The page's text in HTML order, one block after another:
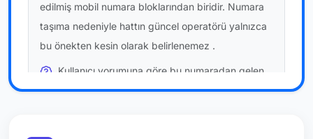
edilmiş mobil numara bloklarından biridir. Numara
taşıma nedeniyle hattın güncel operatörü yalnızca
bu önekten kesin olarak belirlenemez .
Kullanıcı yorumuna göre bu numaradan gelen
çağrılaratemkinli yaklaşmanızönerilir; bu bir site